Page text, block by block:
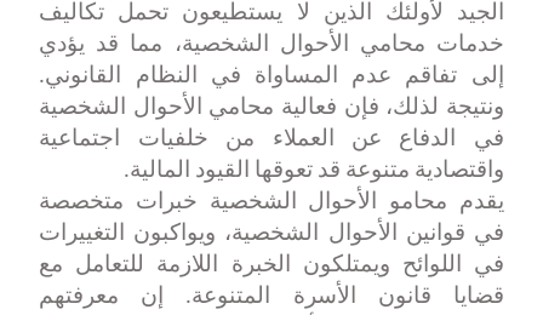
الجيد لأولئك الذين لا يستطيعون تحمل تكاليف
خدمات محامي الأحوال الشخصية، مما قد يؤدي
إلى تفاقم عدم المساواة في النظام القانوني.
ونتيجة لذلك، فإن فعالية محامي الأحوال الشخصية
في الدفاع عن العملاء من خلفيات اجتماعية
واقتصادية متنوعة قد تعوقها القيود المالية.
يقدم محامو الأحوال الشخصية خبرات متخصصة
في قوانين الأحوال الشخصية، ويواكبون التغييرات
في اللوائح ويمتلكون الخبرة اللازمة للتعامل مع
قضايا قانون الأسرة المتنوعة. إن معرفتهم